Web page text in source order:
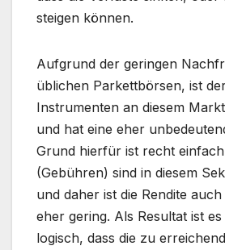
steigen können.
Aufgrund der geringen
üblichen Parkettbörsen, ist
Instrumenten an diesem
und hat eine eher
Grund hierfür ist recht
(Gebühren) sind in diesem
und daher ist die Rendite
eher gering. Als Resultat ist
logisch, dass die zu